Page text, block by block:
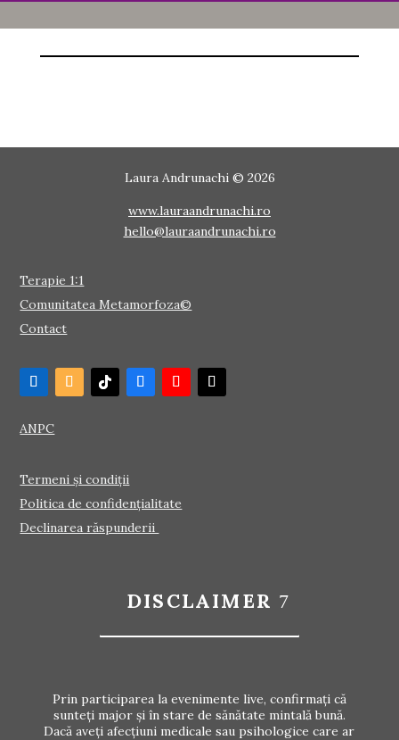
Laura Andrunachi © 2026
www.lauraandrunachi.ro
hello@lauraandrunachi.ro
Terapie 1:1
Comunitatea Metamorfoza©
Contact
ANPC
Termeni și condiții
Politica de confidențialitate
Declinarea răspunderii
DISCLAIMER
Prin participarea la evenimente live, confirmați că
sunteți major și în stare de sănătate mintală bună.
Dacă aveți afecțiuni medicale sau psihologice care ar